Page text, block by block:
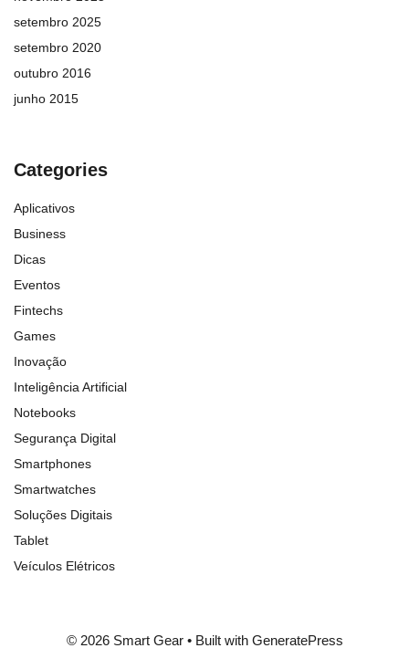
setembro 2025
setembro 2020
outubro 2016
junho 2015
Categories
Aplicativos
Business
Dicas
Eventos
Fintechs
Games
Inovação
Inteligência Artificial
Notebooks
Segurança Digital
Smartphones
Smartwatches
Soluções Digitais
Tablet
Veículos Elétricos
© 2026 Smart Gear• Built with GeneratePress